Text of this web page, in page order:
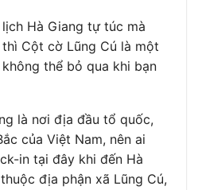
Hà Giang tự túc mà
Cột cờ Lũng Cú là một
thể bỏ qua khi bạn
là nơi địa đầu tổ quốc,
của Việt Nam, nên ai
in tại đây khi đến Hà
địa phận xã Lũng Cú,